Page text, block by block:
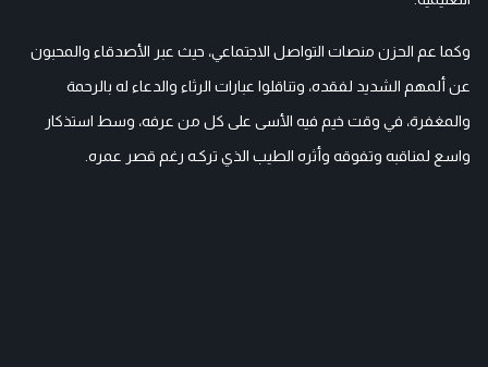
وكما عم الحزن منصات التواصل الاجتماعي، حيث عبر الأصدقاء والمحبون
عن ألمهم الشديد لفقده، وتناقلوا عبارات الرثاء والدعاء له بالرحمة
والمغفرة، في وقت خيم فيه الأسى على كل من عرفه، وسط استذكار
واسع لمناقبه وتفوقه وأثره الطيب الذي تركـه رغم قصر عمره.